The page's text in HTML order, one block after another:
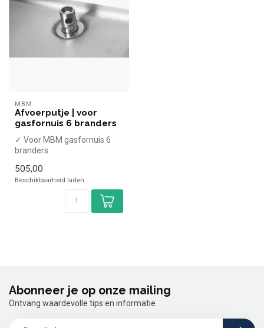
MBM
Afvoerputje | voor
gasfornuis 6 branders
✓ Voor MBM gasfornuis 6
branders
505,00
Beschikbaarheid laden..
Abonneer je op onze mailing
Ontvang waardevolle tips en informatie